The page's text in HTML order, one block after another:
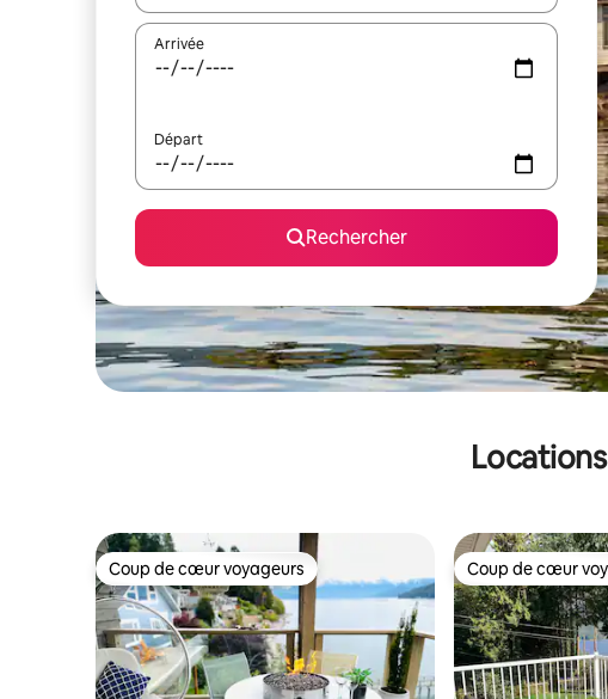
Arrivée
Départ
Rechercher
Coup de cœur voyageurs
Coup de cœur voyageurs Coup de cœur
Coup de cœur